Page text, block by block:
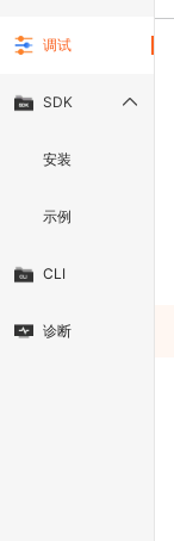
调试
SDK
安装
示例
CLI
诊断